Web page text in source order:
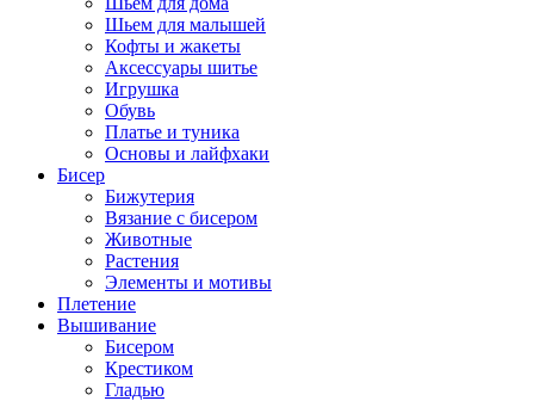
Шьем для малышей
Кофты и жакеты
Аксессуары шитье
Игрушка
Обувь
Платье и туника
Основы и лайфхаки
Бисер
Бижутерия
Вязание с бисером
Животные
Растения
Элементы и мотивы
Плетение
Вышивание
Бисером
Крестиком
Гладью